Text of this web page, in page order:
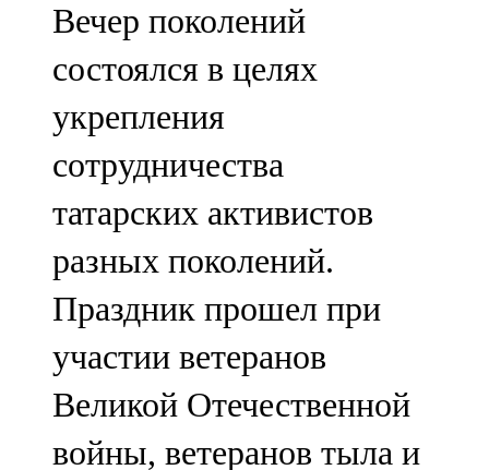
107,7 FM
Чистай
103,0 FM
Чүпрәле
91,0 FM
Шәмәрдән
102,3 FM
Яңа чишмә
107,0 FM
Вечер поколений
состоялся в целях
укрепления
сотрудничества
татарских активистов
разных поколений.
Праздник прошел при
участии ветеранов
Великой Отечественной
войны, ветеранов тыла и